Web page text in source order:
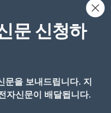
문 신청하
문을 보내드립니다. 지
자신문이 배달됩니다.